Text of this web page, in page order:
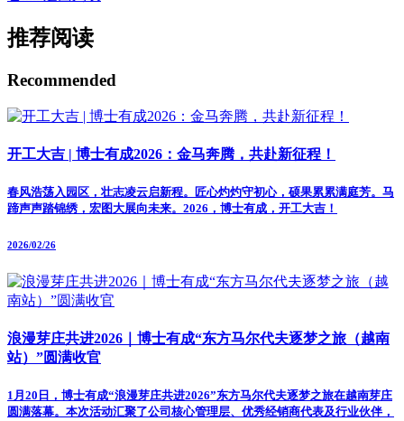
推荐阅读
Recommended
开工大吉 | 博士有成2026：金马奔腾，共赴新征程！
春风浩荡入园区，壮志凌云启新程。匠心灼灼守初心，硕果累累满庭芳。马
蹄声声踏锦绣，宏图大展向未来。2026，博士有成，开工大吉！
2026/02/26
浪漫芽庄共进2026｜博士有成“东方马尔代夫逐梦之旅（越南
站）”圆满收官
1月20日，博士有成“浪漫芽庄共进2026”东方马尔代夫逐梦之旅在越南芽庄
圆满落幕。本次活动汇聚了公司核心管理层、优秀经销商代表及行业伙伴，